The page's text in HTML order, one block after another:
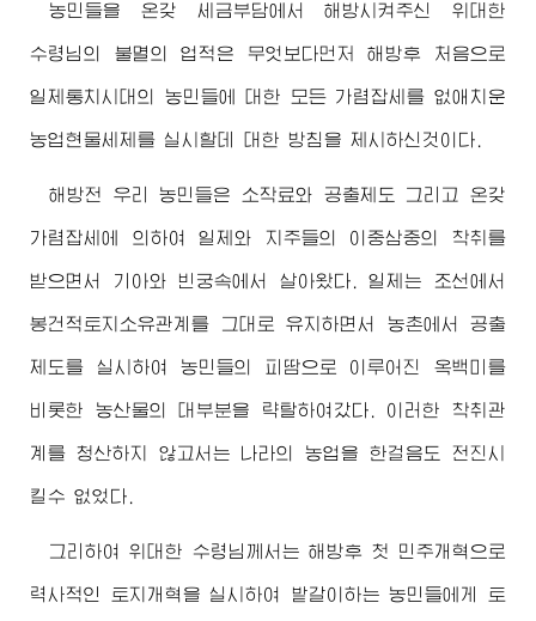
농민들을 온갖 세금부담에서 해방시켜주신 위대한
수령님 의 불멸의 업적은 무엇보다먼저 해방후 처음으로
일제통치시대의 농민들에 대한 모든 가렴잡세를 없애치운
농업현물세제를 실시할데 대한 방침을 제시하신것이다.
해방전 우리 농민들은 소작료와 공출제도 그리고 온갖
가렴잡세에 의하여 일제와 지주들의 이중삼중의 착취를
받으면서 기아와 빈궁속에서 살아왔다. 일제는 조선에서
봉건적토지소유관계를 그대로 유지하면서 농촌에서 공출
제도를 실시하여 농민들의 피땀으로 이루어진 옥백미를
비롯한 농산물의 대부분을 략탈하여갔다. 이러한 착취관
계를 청산하지 않고서는 나라의 농업을 한걸음도 전진시
킬수 없었다.
그리하여위대한 수령님께서 는 해방후 첫 민주개혁으로
력사적인 토지개혁을 실시하여 밭갈이하는 농민들에게 토